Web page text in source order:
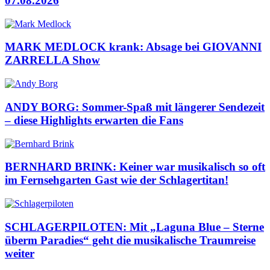
MARK MEDLOCK krank: Absage bei GIOVANNI
ZARRELLA Show
ANDY BORG: Sommer-Spaß mit längerer Sendezeit
– diese Highlights erwarten die Fans
BERNHARD BRINK: Keiner war musikalisch so oft
im Fernsehgarten Gast wie der Schlagertitan!
SCHLAGERPILOTEN: Mit „Laguna Blue – Sterne
überm Paradies“ geht die musikalische Traumreise
weiter